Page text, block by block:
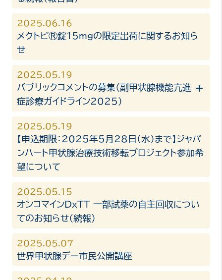
2025.06.16
メクトビ®錠15mgの限定出荷に関するお知ら
せ
2025.05.19
パブリックコメントの募集（副甲状腺機能亢進
症診療ガイドライン2025）
2025.05.19
【申込期限：2025年5月28日(水)まで】ジャパ
ンハート甲状腺治療技術移転プロジェクト参加希
望について
2025.05.15
オンコマインDxTT 一部試薬の自主回収につい
てのお知らせ（続報）
2025.05.07
世界甲状腺デー市民公開講座